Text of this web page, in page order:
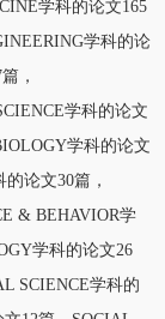
学科的论文165
学科的论
，
学科的论文
学科的论文
论文30篇，
& BEHAVIOR学
学科的论文26
SCIENCE学科的